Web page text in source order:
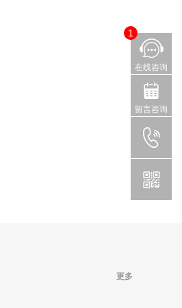
更多
在线咨询
1
留言咨询